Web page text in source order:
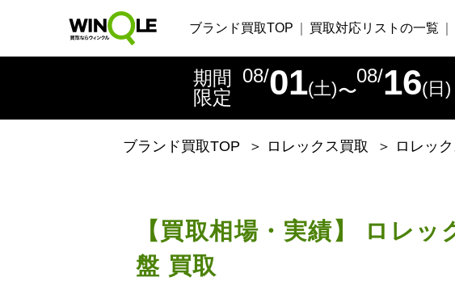
ブランド買取TOP 買取対応リストの一覧
期間
限定
08/01(土)〜
08/16(日)
ブランド買取TOP ＞ ロレックス買取 ＞ ロレッ
【買取相場・実績】
ロレッ
盤 買取